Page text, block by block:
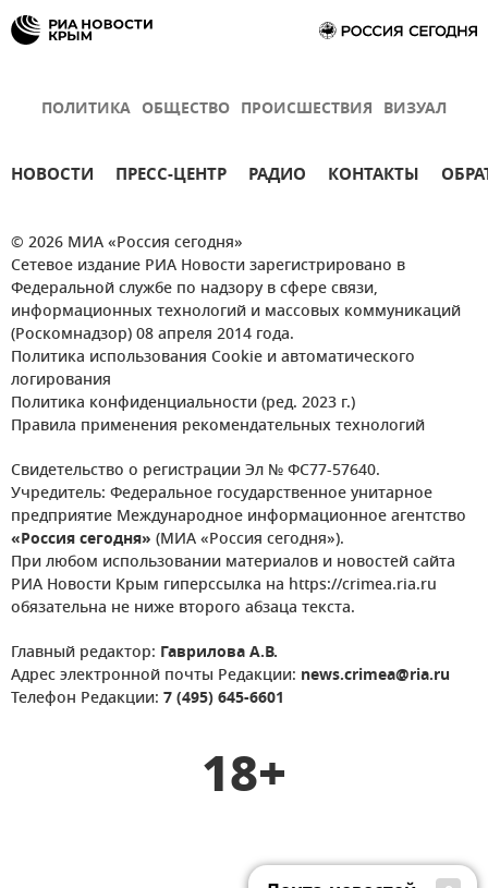
ПОЛИТИКА ОБЩЕСТВО ПРОИСШЕСТВИЯ ВИЗУАЛ
НОВОСТИ ПРЕСС-ЦЕНТР РАДИО КОНТАКТЫ
© 2026 МИА «Россия сегодня»
Сетевое издание РИА Новости зарегистрировано в
Федеральной службе по надзору в сфере связи,
информационных технологий и массовых коммуникаций
(Роскомнадзор) 08 апреля 2014 года.
Политика использования Cookie и автоматического
логирования
Политика конфиденциальности (ред. 2023 г.)
Правила применения рекомендательных технологий
Свидетельство о регистрации Эл № ФС77-57640.
Учредитель: Федеральное государственное унитарное
предприятие Международное информационное агентство
«Россия сегодня» (МИА «Россия сегодня»).
При любом использовании материалов и новостей сайта
РИА Новости Крым гиперссылка на https://crimea.ria.ru
обязательна не ниже второго абзаца текста.
Главный редактор: Гаврилова А.В.
Адрес электронной почты Редакции: news.crimea@ria.ru
Телефон Редакции: 7 (495) 645-6601
18+